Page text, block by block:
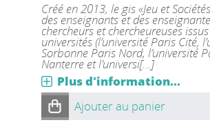
Créé en 2013, le gis «Jeu et
des enseignants et des
chercheurs et chercheureuses
universités (l’université Paris Cité,
Sorbonne Paris Nord, l’université
Nanterre et l’universi[...]
Plus d'information...
Ajouter au panier